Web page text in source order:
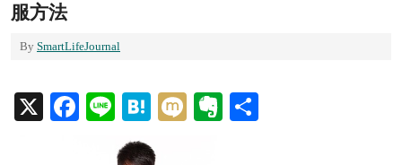
服方法
By SmartLifeJournal
X Facebook
LineHatena
MixiEvernote